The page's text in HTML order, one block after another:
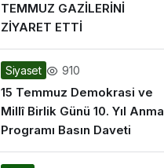
TEMMUZ GAZİLERİNİ
ZİYARET ETTİ
Siyaset 910
15 Temmuz Demokrasi ve
Millî Birlik Günü 10. Yıl Anma
Programı Basın Daveti